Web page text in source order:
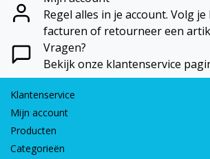
Regel alles in je account. Volg
facturen of retourneer een
Vragen?
Bekijk onze klantenservice
Klantenservice
Mijn account
Producten
Categorieën